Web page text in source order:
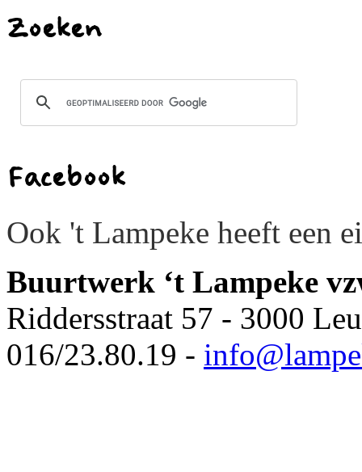
Zoeken
Facebook
Ook 't Lampeke heeft een
Buurtwerk ‘t Lampeke
Riddersstraat 57 - 3000
016/23.80.19 -